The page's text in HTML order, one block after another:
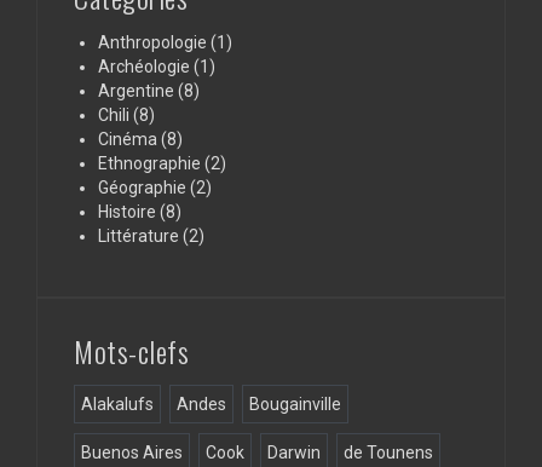
Anthropologie (1)
Archéologie (1)
Argentine (8)
Chili (8)
Cinéma (8)
Ethnographie (2)
Géographie (2)
Histoire (8)
Littérature (2)
Mots-clefs
Alakalufs Andes Bougainville
Buenos Aires Cook Darwin de Tounens